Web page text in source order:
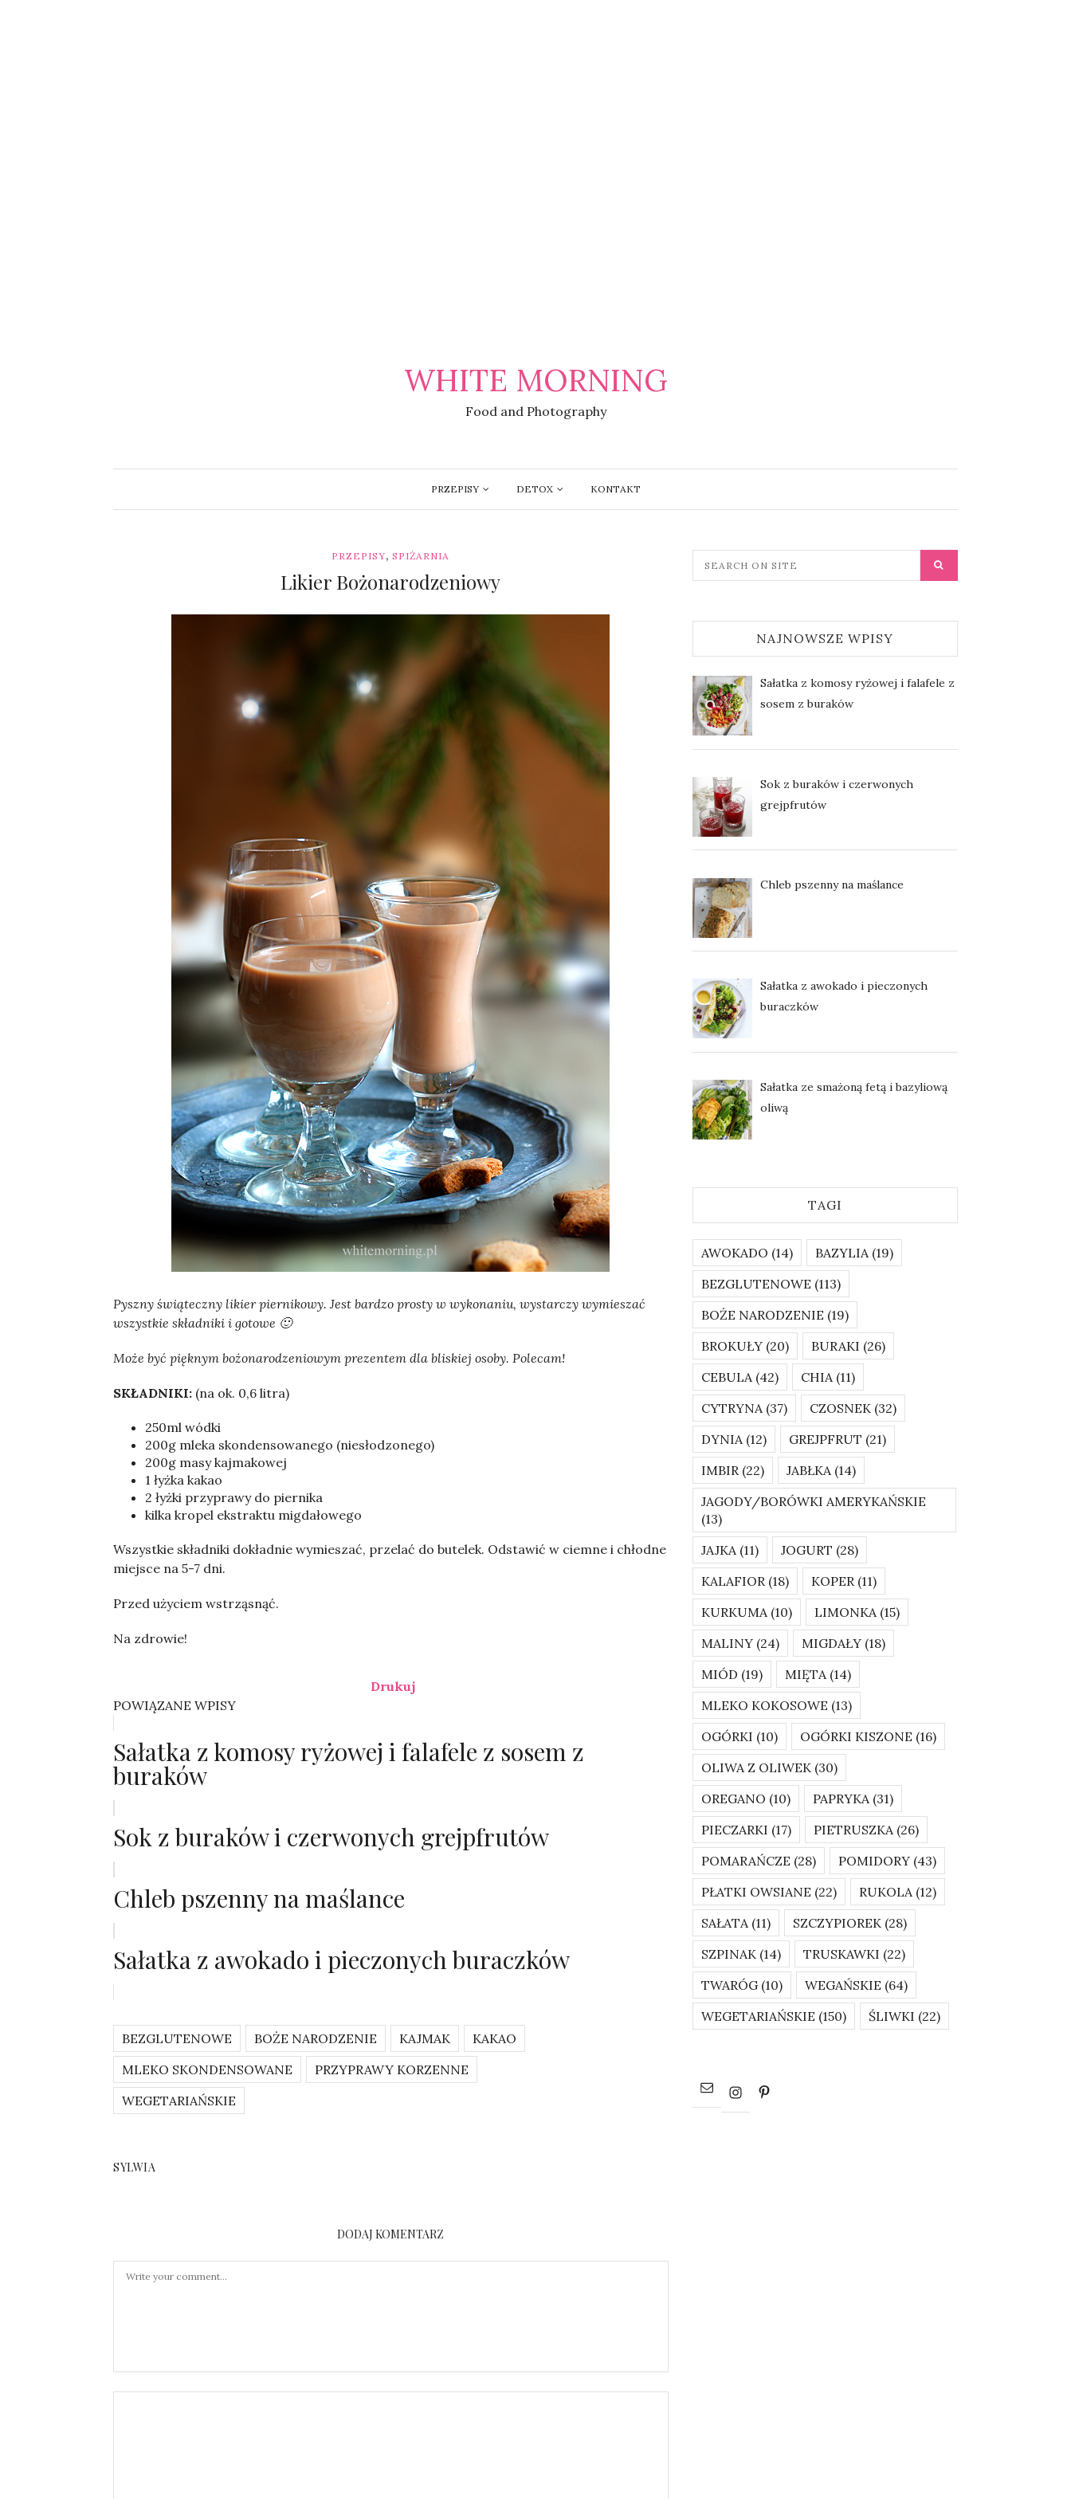
WHITE MORNING
Food and Photography
PRZEPISY DETOX KONTAKT
PRZEPISY,SPIŻARNIA
Likier Bożonarodzeniowy
Sylwia
Pyszny świąteczny likier piernikowy. Jest bardzo prosty w wykonaniu, wystarczy wymieszać
wszystkie składniki i gotowe 🙂
Może być pięknym bożonarodzeniowym prezentem dla bliskiej osoby. Polecam!
SKŁADNIKI: (na ok. 0,6 litra)
250ml wódki
200g mleka skondensowanego (niesłodzonego)
200g masy kajmakowej
1 łyżka kakao
2 łyżki przyprawy do piernika
kilka kropel ekstraktu migdałowego
Wszystkie składniki dokładnie wymieszać, przelać do butelek. Odstawić w ciemne i chłodne
miejsce na 5-7 dni.
Przed użyciem wstrząsnąć.
Na zdrowie!
Drukuj
POWIĄZANE WPISY
Sałatka z komosy ryżowej i falafele z sosem z
buraków
Sok z buraków i czerwonych grejpfrutów
Chleb pszenny na maślance
Sałatka z awokado i pieczonych buraczków
BEZGLUTENOWE BOŻE NARODZENIE KAJMAK
KAKAO
MLEKO SKONDENSOWANE
PRZYPRAWY KORZENNE
WEGETARIAŃSKIE
SYLWIA
DODAJ KOMENTARZ
NAJNOWSZE WPISY
Sałatka z komosy ryżowej i falafele z
sosem z buraków
Sok z buraków i czerwonych
grejpfrutów
Chleb pszenny na maślance
Sałatka z awokado i pieczonych
buraczków
Sałatka ze smażoną fetą i bazyliową
oliwą
TAGI
AWOKADO (14) BAZYLIA(19)
BEZGLUTENOWE (113)
BOŻE NARODZENIE (19)
BROKUŁY(20) BURAKI (26)
CEBULA(42) CHIA(11)
CYTRYNA(37) CZOSNEK(32)
DYNIA(12) GREJPFRUT (21)
IMBIR(22) JABŁKA(14)
JAGODY/BORÓWKI AMERYKAŃSKIE
(13)
JAJKA(11) JOGURT (28)
KALAFIOR(18) KOPER(11)
KURKUMA(10) LIMONKA(15)
MALINY(24) MIGDAŁY(18)
MIÓD (19) MIĘTA(14)
MLEKO KOKOSOWE (13)
OGÓRKI (10) OGÓRKI KISZONE (16)
OLIWA Z OLIWEK(30)
OREGANO (10) PAPRYKA(31)
PIECZARKI (17) PIETRUSZKA(26)
POMARAŃCZE (28) POMIDORY(43)
PŁATKI OWSIANE (22) RUKOLA(12)
SAŁATA(11) SZCZYPIOREK(28)
SZPINAK(14) TRUSKAWKI (22)
TWARÓG(10) WEGAŃSKIE (64)
WEGETARIAŃSKIE (150) ŚLIWKI (22)